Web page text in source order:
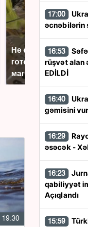
Не ешьте эту
готовую еду из
магазина: список
19:30
17:00
əcnəbilərin
16:53
rüşvət alan
EDİLDİ
16:40
gəmisini
16:29
əsəcək -
16:23
qabiliyyət
Açıqlandı
15:59